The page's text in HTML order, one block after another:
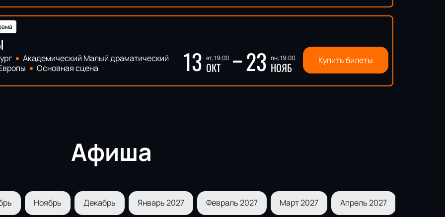
Академический Малый драматический
Основная сцена 13 вт, 19:00
ОКТ 23 пн, 19:00
НОЯБ Купить билеты
Афиша
Ноябрь Декабрь Январь 2027 Февраль 2027 Март 2027 Апрель 2027